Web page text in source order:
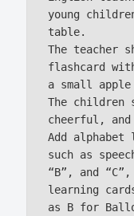
young
table.
The teacher
flashcard
a small
The children
cheerful,
Add alphabet
such as
“B”, and
learning
as B for